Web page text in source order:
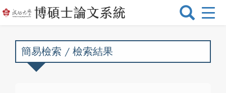
選
換
簡易檢索 / 檢索結果